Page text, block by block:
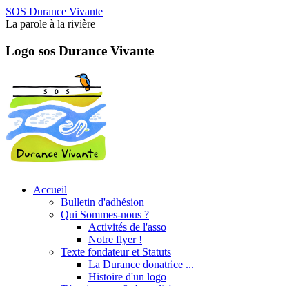
SOS Durance Vivante
La parole à la rivière
Logo sos Durance Vivante
Accueil
Bulletin d'adhésion
Qui Sommes-nous ?
Activités de l'asso
Notre flyer !
Texte fondateur et Statuts
La Durance donatrice ...
Histoire d'un logo